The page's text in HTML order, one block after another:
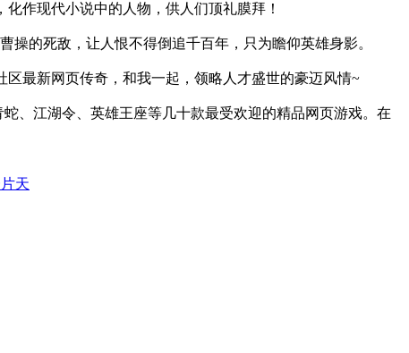
作现代小说中的人物，供人们顶礼膜拜！
的死敌，让人恨不得倒追千百年，只为瞻仰英雄身影。
最新网页传奇，和我一起，领略人才盛世的豪迈风情~
、江湖令、英雄王座等几十款最受欢迎的精品网页游戏。在
天